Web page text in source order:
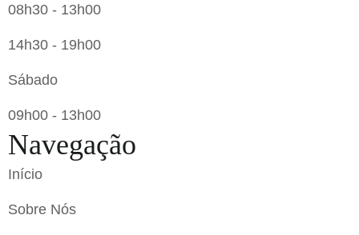
08h30 - 13h00
14h30 - 19h00
Sábado
09h00 - 13h00
Navegação
Início
Sobre Nós